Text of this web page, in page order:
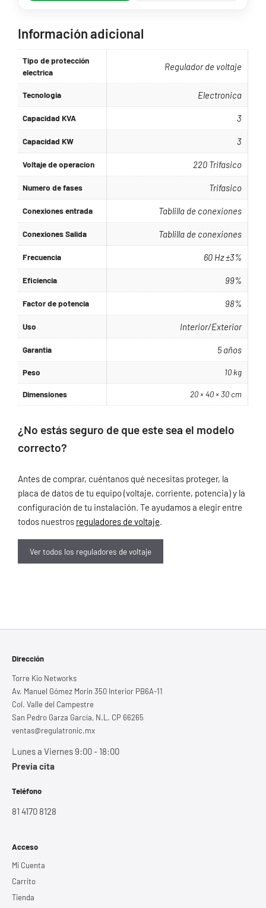
Información adicional
Tipo de protección
electrica
Regulador de voltaje
Tecnologia Electronica
Capacidad KVA 3
Capacidad KW 3
Voltaje de operacion 220 Trifasico
Numero de fases Trifasico
Conexiones entrada Tablilla de conexiones
Conexiones Salida Tablilla de conexiones
Frecuencia 60 Hz ±3%
Eficiencia 99%
Factor de potencia 98%
Uso Interior/Exterior
Garantia 5 años
Peso 10 kg
Dimensiones 20 × 40 × 30 cm
¿No estás seguro de que este sea el modelo
correcto?
Antes de comprar, cuéntanos qué necesitas proteger, la
placa de datos de tu equipo (voltaje, corriente, potencia) y la
configuración de tu instalación. Te ayudamos a elegir entre
todos nuestros reguladores de voltaje.
Ver todos los reguladores de voltaje
Dirección
Torre Kio Networks
Av. Manuel Gómez Morin 350 Interior PB6A-11
Col. Valle del Campestre
San Pedro Garza García, N.L. CP 66265
ventas@regulatronic.mx
Lunes a Viernes 9:00 - 18:00
Previa cita
Teléfono
81 4170 8128
Acceso
Mi Cuenta
Carrito
Tienda